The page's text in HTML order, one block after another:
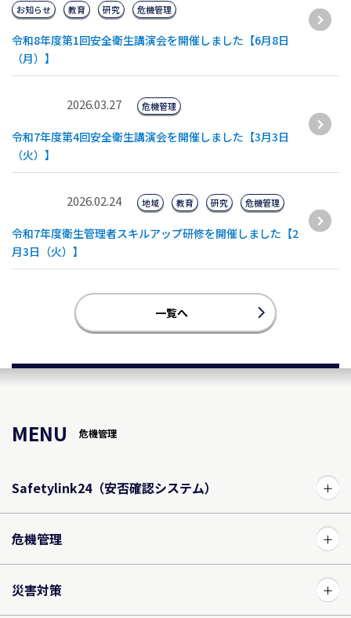
一覧へ
令和8年度第1回安全衛生講演会を開催しました【6月8日
（月）】
お知らせ 教育 研究 危機管理
2026.03.27
令和7年度第4回安全衛生講演会を開催しました【3月3日
（火）】
危機管理
2026.02.24
令和7年度衛生管理者スキルアップ研修を開催しました【2
月3日（火）】
地域 教育 研究 危機管理
MENU 危機管理
Safetylink24（安否確認システム）
危機管理
災害対策